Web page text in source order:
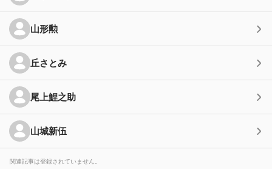
山形勲
丘さとみ
尾上鯉之助
山城新伍
関連記事は登録されていません。